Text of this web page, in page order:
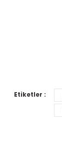
Etiketler :